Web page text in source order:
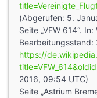
(Abgerufen: 5.
Seite „VFW 614“.
Bearbeitungsstand:
https://
2016, 09:54 UTC)
Seite „Astrium